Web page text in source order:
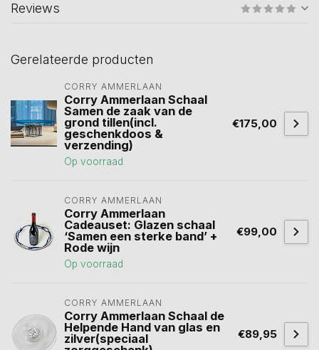
Reviews
Gerelateerde producten
CORRY AMMERLAAN
Corry Ammerlaan Schaal
Samen de zaak van de
grond tillen(incl.
geschenkdoos &
verzending)
Op voorraad
€175,00
CORRY AMMERLAAN
Corry Ammerlaan
Cadeauset: Glazen schaal
‘Samen een sterke band’ +
Rode wijn
Op voorraad
€99,00
CORRY AMMERLAAN
Corry Ammerlaan Schaal de
Helpende Hand van glas en
zilver(speciaal
€89,95